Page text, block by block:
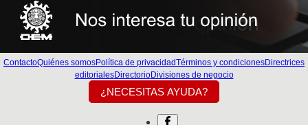
ContactoQuiénes somosPolítica de privacidadTérminos y condicionesDirectrices
editorialesDirectorioDivisiones de negocio
¿NECESITAS AYUDA?